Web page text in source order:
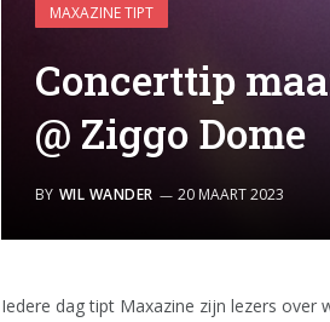
MAXAZINE TIPT
Concerttip
@ Ziggo Dome
BY WIL WANDER 20 MAART 2023
Iedere dag tipt Maxazine zijn lezers over